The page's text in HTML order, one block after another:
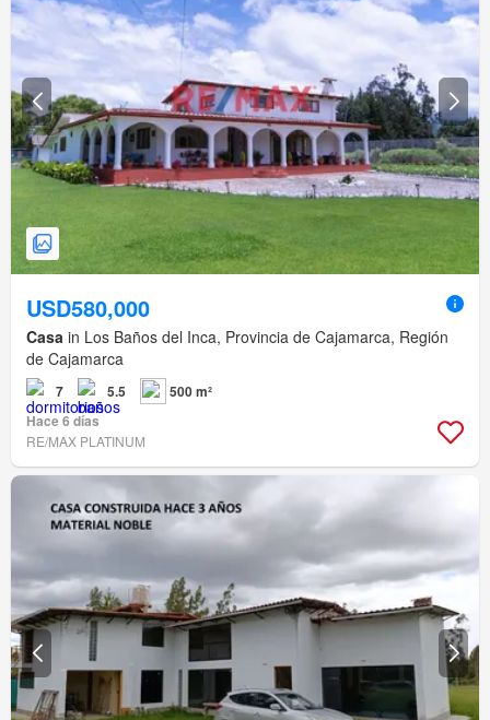
USD580,000
Casa in Los Baños del Inca, Provincia de Cajamarca, Región
de Cajamarca
7 5.5
500 m²
Hace 6 días
RE/MAX PLATINUM